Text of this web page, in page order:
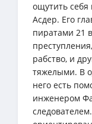
ощутить
Асдер. Его
пиратами 21
рабство, и
тяжелыми. В
него есть
инженером